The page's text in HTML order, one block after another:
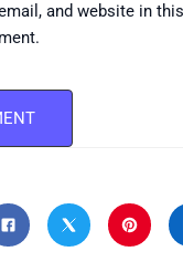
and website in